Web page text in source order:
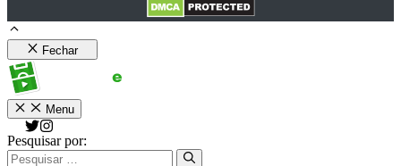
Fechar
Menu
Pesquisar por: